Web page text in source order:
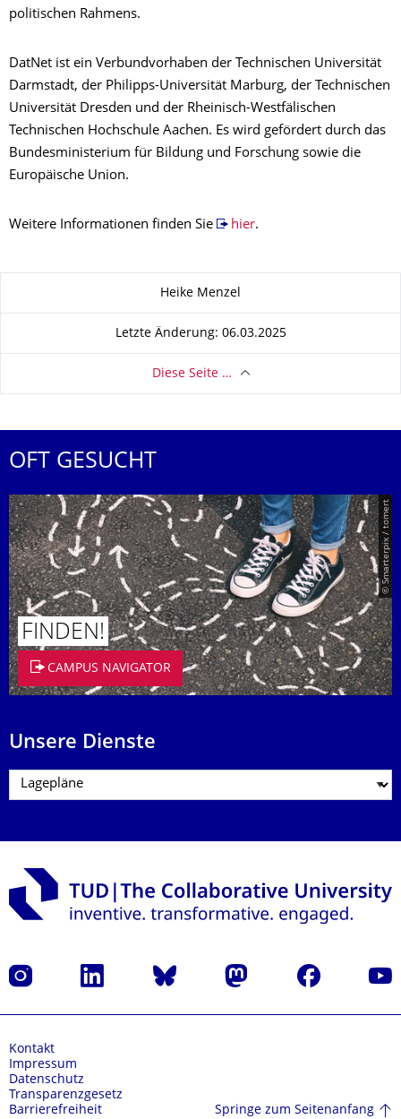
politischen Rahmens.
DatNet ist ein Verbundvorhaben der Technischen Universität
Darmstadt, der Philipps-Universität Marburg, der Technischen
Universität Dresden und der Rheinisch-Westfälischen
Technischen Hochschule Aachen. Es wird gefördert durch das
Bundesministerium für Bildung und Forschung sowie die
Europäische Union.
Weitere Informationen finden Sie hier.
Heike Menzel
Letzte Änderung: 06.03.2025
Diese Seite …
OFT GESUCHT
© Smarterpix / tomert
FINDEN!
CAMPUS NAVIGATOR
Unsere Dienste
Instagram LinkedIn Bluesky Mastodon Facebook
Kontakt
Impressum
Datenschutz
Transparenzgesetz
Barrierefreiheit
Springe zum Seitenanfang